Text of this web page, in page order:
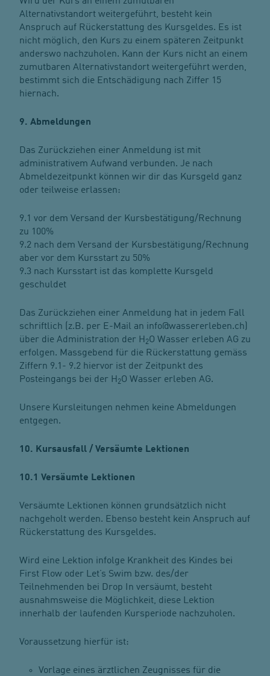
Alternativstandort weitergeführt, besteht kein
Anspruch auf Rückerstattung des Kursgeldes. Es ist
nicht möglich, den Kurs zu einem späteren Zeitpunkt
anderswo nachzuholen. Kann der Kurs nicht an einem
zumutbaren Alternativstandort weitergeführt werden,
bestimmt sich die Entschädigung nach Ziffer 15
hiernach.
9. Abmeldungen
Das Zurückziehen einer Anmeldung ist mit
administrativem Aufwand verbunden. Je nach
Abmeldezeitpunkt können wir dir das Kursgeld ganz
oder teilweise erlassen:
9.1 vor dem Versand der Kursbestätigung/Rechnung
zu 100%
9.2 nach dem Versand der Kursbestätigung/Rechnung
aber vor dem Kursstart zu 50%
9.3 nach Kursstart ist das komplette Kursgeld
geschuldet
Das Zurückziehen einer Anmeldung hat in jedem Fall
schriftlich (z.B. per E-Mail an info@wassererleben.ch)
über die Administration der H 2O Wasser erleben AG zu
erfolgen. Massgebend für die Rückerstattung gemäss
Ziffern 9.1- 9.2 hiervor ist der Zeitpunkt des
Posteingangs bei der H 2O Wasser erleben AG.
Unsere Kursleitungen nehmen keine Abmeldungen
entgegen.
10. Kursausfall / Versäumte Lektionen
10.1 Versäumte Lektionen
Versäumte Lektionen können grundsätzlich nicht
nachgeholt werden. Ebenso besteht kein Anspruch auf
Rückerstattung des Kursgeldes.
Wird eine Lektion infolge Krankheit des Kindes bei
First Flow oder Let’s Swim bzw. des/der
Teilnehmenden bei Drop In versäumt, besteht
ausnahmsweise die Möglichkeit, diese Lektion
innerhalb der laufenden Kursperiode nachzuholen.
Voraussetzung hierfür ist:
Vorlage eines ärztlichen Zeugnisses für die